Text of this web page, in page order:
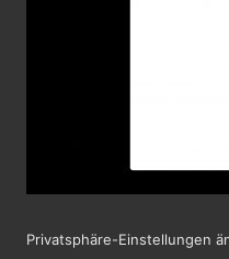
Privatsphäre-Einstellungen